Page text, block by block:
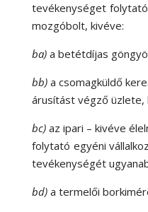
tevékenységet
mozgóbolt, kivéve:
ba) a betétdíjas
bb)a csomagküldő
árusítást végző
bc) az ipari – kivéve
folytató egyéni
tevékenységét
bd) a termelői